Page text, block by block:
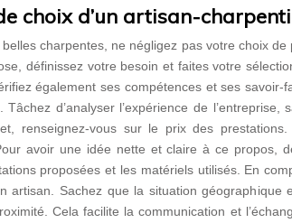
choix d’un artisan-
charpentes, ne négligez pas votre choix de
définissez votre besoin et faites votre
également ses compétences et ses
d’analyser l’expérience de
renseignez-vous sur le prix des
avoir une idée nette et claire à ce propos,
proposées et les matériels utilisés. En
artisan. Sachez que la situation
Cela facilite la communication et